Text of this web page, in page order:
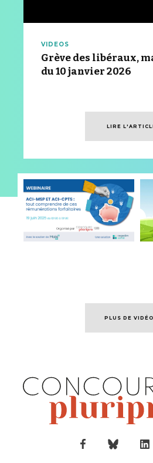
VIDEOS
Grève des libéraux,
du 10 janvier 2026
LIRE
PLUS DE